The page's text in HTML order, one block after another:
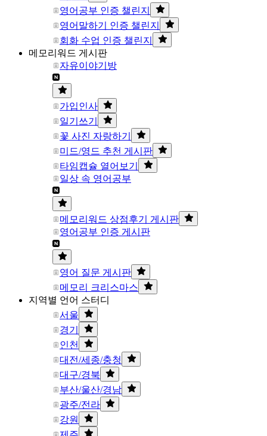
영어공부 인증 챌린지
영어말하기 인증 챌린지
회화 수업 인증 챌린지
메모리워드 게시판
자유이야기방
가입인사
일기쓰기
꽃 사진 자랑하기
미드/영드 추천 게시판
타임캡슐 열어보기
일상 속 영어공부
메모리워드 상점후기 게시판
영어공부 인증 게시판
영어 질문 게시판
메모리 크리스마스
지역별 언어 스터디
서울
경기
인천
대전/세종/충청
대구/경북
부산/울산/경남
광주/전라
강원